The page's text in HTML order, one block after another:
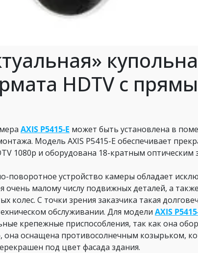
HDTV с
AXIS P5415-E может быть установлена в
Модель AXIS P5415-E обеспечивает
1080p и оборудована 18-кратным оптическим
поворотное устройство камеры обладает
очень малому числу подвижных деталей, а
колес. С точки зрения заказчика такая
обслуживании. Для модели AXIS
крепежные приспособления, так как она
она оснащена противосолнечным козырьком,
под цвет фасада здания.